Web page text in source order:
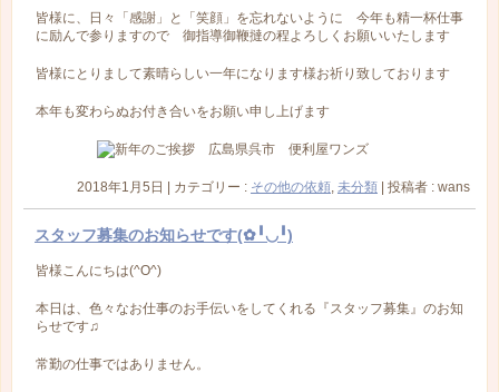
皆様に、日々「感謝」と「笑顔」を忘れないように 今年も精一杯仕事
に励んで参りますので 御指導御鞭撻の程よろしくお願いいたします
皆様にとりまして素晴らしい一年になります様お祈り致しております
本年も変わらぬお付き合いをお願い申し上げます
2018年1月5日 | カテゴリー : その他の依頼 未分類 | 投稿者 : wans
スタッフ募集のお知らせです(✿╹◡╹)
皆様こんにちは(^O^)
本日は、色々なお仕事のお手伝いをしてくれる『スタッフ募集』のお知
らせです♫
常勤の仕事ではありません。